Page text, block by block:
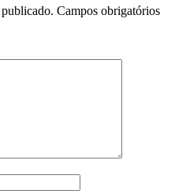
Campos obrigatórios